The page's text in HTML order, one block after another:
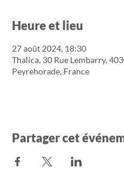
Heure et lieu
27 août 2024, 18:30
Thalica, 30 Rue Lembarry,
Peyrehorade, France
Partager cet